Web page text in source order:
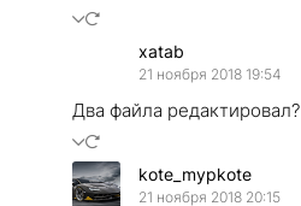
xatab
21 ноября 2018 19:54
Два файла редактировал?
kote_mypkote
21 ноября 2018 20:15